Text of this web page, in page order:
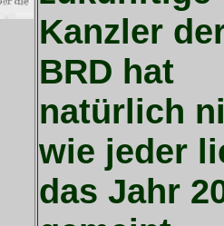
Kanzler
BRD hat
natürlich
wie jeder
das Jahr